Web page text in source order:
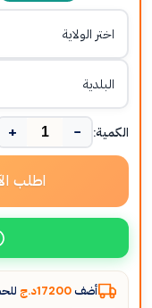
الكمية: −
+
اطلب
أضف 17200د.ج